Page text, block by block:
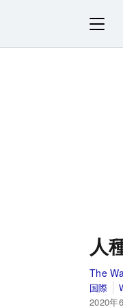
人
The
国際
2020年